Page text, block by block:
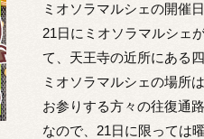
ミオソラマルシェの開催
21日にミオソラマルシェ
て、天王寺の近所にある
ミオソラマルシェの場所
お参りする方々の往復通
なので、21日に限っては